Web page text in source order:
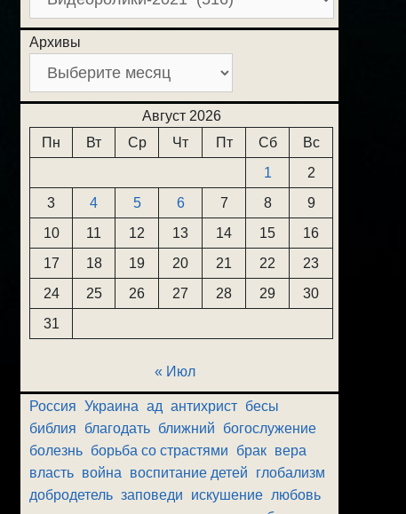
Архивы
Август 2026
Пн
Вт Ср Чт Пт Сб
Вс
1
2
3
4 5 6 7 8
9
10
11 12 13 14 15
16
17
18 19 20 21 22
23
24
25 26 27 28 29
30
31
« Июл
Россия Украина ад антихрист бесы
библия
благодать ближний
богослужение
болезнь борьба со страстями брак вера
власть война воспитание детей
глобализм
добродетель заповеди искушение любовь